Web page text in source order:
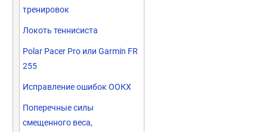
тренировок
Локоть теннисиста
Polar Pacer Pro или Garmin FR
255
Исправление ошибок ООКХ
Поперечные силы
смещенного веса,